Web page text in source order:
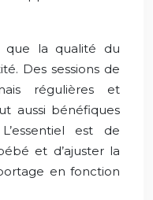
la qualité du
Des sessions de
régulières et
aussi bénéfiques
est de
et d’ajuster la
en fonction